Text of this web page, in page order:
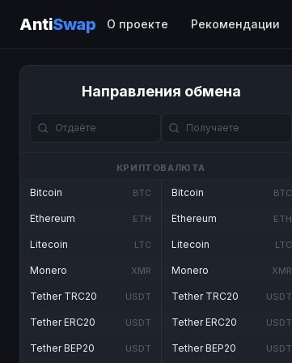
AntiSwap О проекте Рекомендации
Направления обмена
КРИПТОВАЛЮТА
Bitcoin BTC
Ethereum ETH
Litecoin LTC
Monero XMR
Tether TRC20 USDT
Tether ERC20 USDT
Tether BEP20 USDT
Bitcoin BTC
Ethereum ETH
Litecoin LTC
Monero XMR
Tether TRC20 USDT
Tether ERC20 USDT
Tether BEP20 USDT